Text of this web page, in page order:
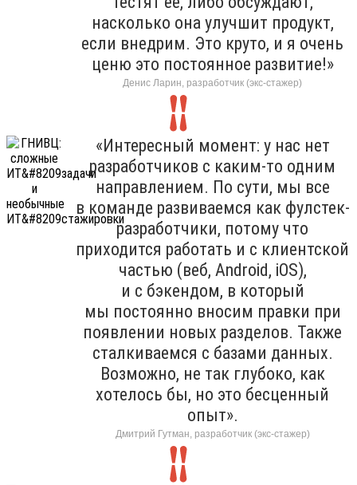
насколько она улучшит продукт,
если внедрим. Это круто, и я очень
ценю это постоянное развитие!»
Денис Ларин, разработчик (экс-стажер)
«Интересный момент: у нас нет
разработчиков с каким-то одним
направлением. По сути, мы все
в команде развиваемся как фулстек-
разработчики, потому что
приходится работать и с клиентской
частью (веб, Android, iOS),
и с бэкендом, в который
мы постоянно вносим правки при
появлении новых разделов. Также
сталкиваемся с базами данных.
Возможно, не так глубоко, как
хотелось бы, но это бесценный
опыт».
Дмитрий Гутман, разработчик (экс-стажер)